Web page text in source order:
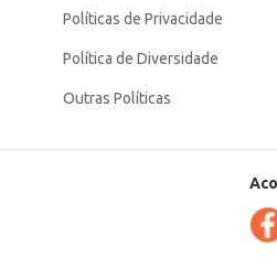
Políticas de Privacidade
Política de Diversidade
Outras Políticas